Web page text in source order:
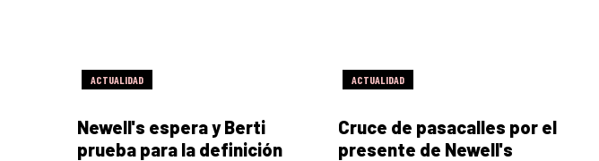
ACTUALIDAD
Newell's espera y Berti
prueba para la definición
ACTUALIDAD
Cruce de pasacalles por el
presente de Newell's